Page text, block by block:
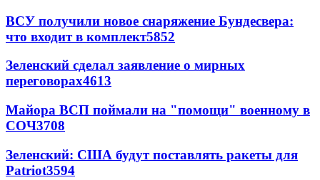
ВСУ получили новое снаряжение Бундесвера:
что входит в комплект5852
Зеленский сделал заявление о мирных
переговорах4613
Майора ВСП поймали на "помощи" военному в
СОЧ3708
Зеленский: США будут поставлять ракеты для
Patriot3594